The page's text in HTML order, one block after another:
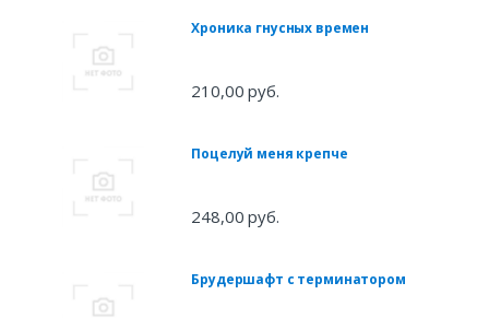
Хроника гнусных времен
210,00 руб.
Поцелуй меня крепче
248,00 руб.
Брудершафт с терминатором